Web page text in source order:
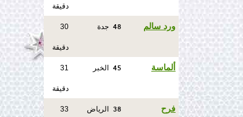
دقيقة
ورد سالم 48 جدة 30
دقيقة
ألماسة 45 الخبر 31
دقيقة
فرح 38 الرياض 33